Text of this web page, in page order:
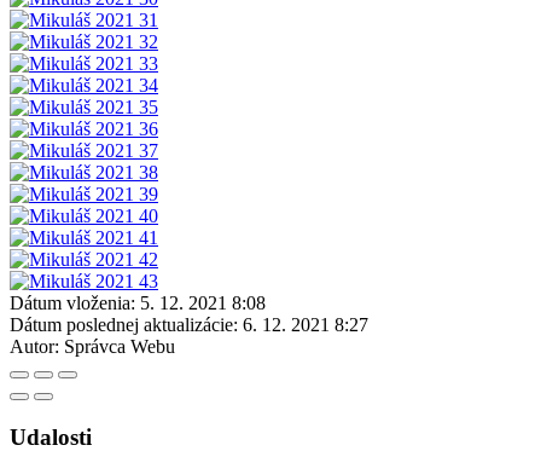
Dátum vloženia: 5. 12. 2021 8:08
Dátum poslednej aktualizácie: 6. 12. 2021 8:27
Autor: Správca Webu
Udalosti